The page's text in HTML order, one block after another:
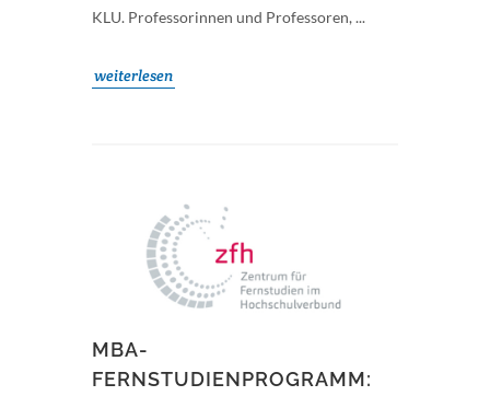
KLU. Professorinnen und Professoren, ...
weiterlesen
MBA-
FERNSTUDIENPROGRAMM: